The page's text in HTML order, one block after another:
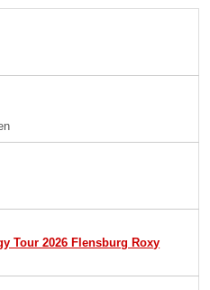
Tour 2026 Flensburg Roxy